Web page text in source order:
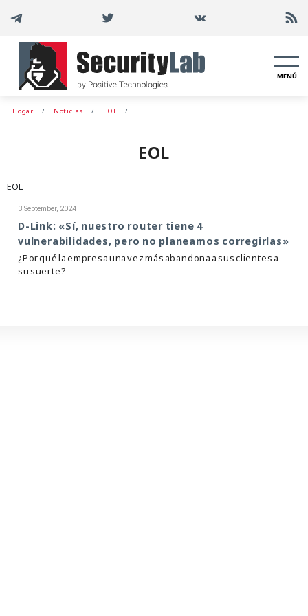
MENÚ
Hogar Noticias EOL
EOL
EOL
3 September, 2024
D-Link: «Sí, nuestro router tiene 4
vulnerabilidades, pero no planeamos corregirlas»
¿Por qué la empresa una vez más abandona a sus clientes a
su suerte?